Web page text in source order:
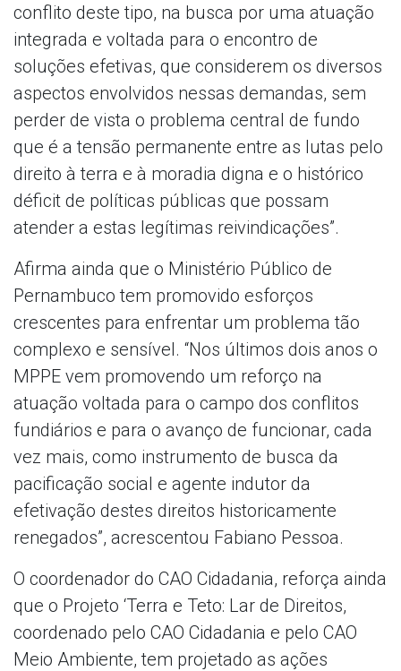
conflito deste tipo, na busca por uma atuação
integrada e voltada para o encontro de
soluções efetivas, que considerem os diversos
aspectos envolvidos nessas demandas, sem
perder de vista o problema central de fundo
que é a tensão permanente entre as lutas pelo
direito à terra e à moradia digna e o histórico
déficit de políticas públicas que possam
atender a estas legítimas reivindicações”.
Afirma ainda que o Ministério Público de
Pernambuco tem promovido esforços
crescentes para enfrentar um problema tão
complexo e sensível. “Nos últimos dois anos o
MPPE vem promovendo um reforço na
atuação voltada para o campo dos conflitos
fundiários e para o avanço de funcionar, cada
vez mais, como instrumento de busca da
pacificação social e agente indutor da
efetivação destes direitos historicamente
renegados”, acrescentou Fabiano Pessoa.
O coordenador do CAO Cidadania, reforça ainda
que o Projeto ‘Terra e Teto: Lar de Direitos,
coordenado pelo CAO Cidadania e pelo CAO
Meio Ambiente, tem projetado as ações